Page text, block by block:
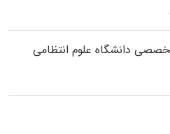
داﻧﺸﮕﺎه ﻋﻠﻮم انتظامی